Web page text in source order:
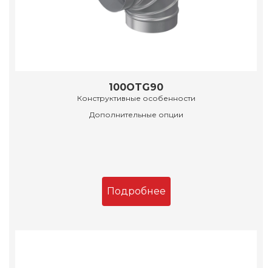
100OTG90
Конструктивные особенности
Дополнительные опции
Подробнее